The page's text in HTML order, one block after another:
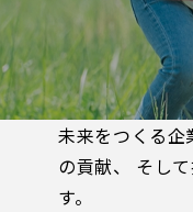
未来をつくる企
の貢献、 そし
す。